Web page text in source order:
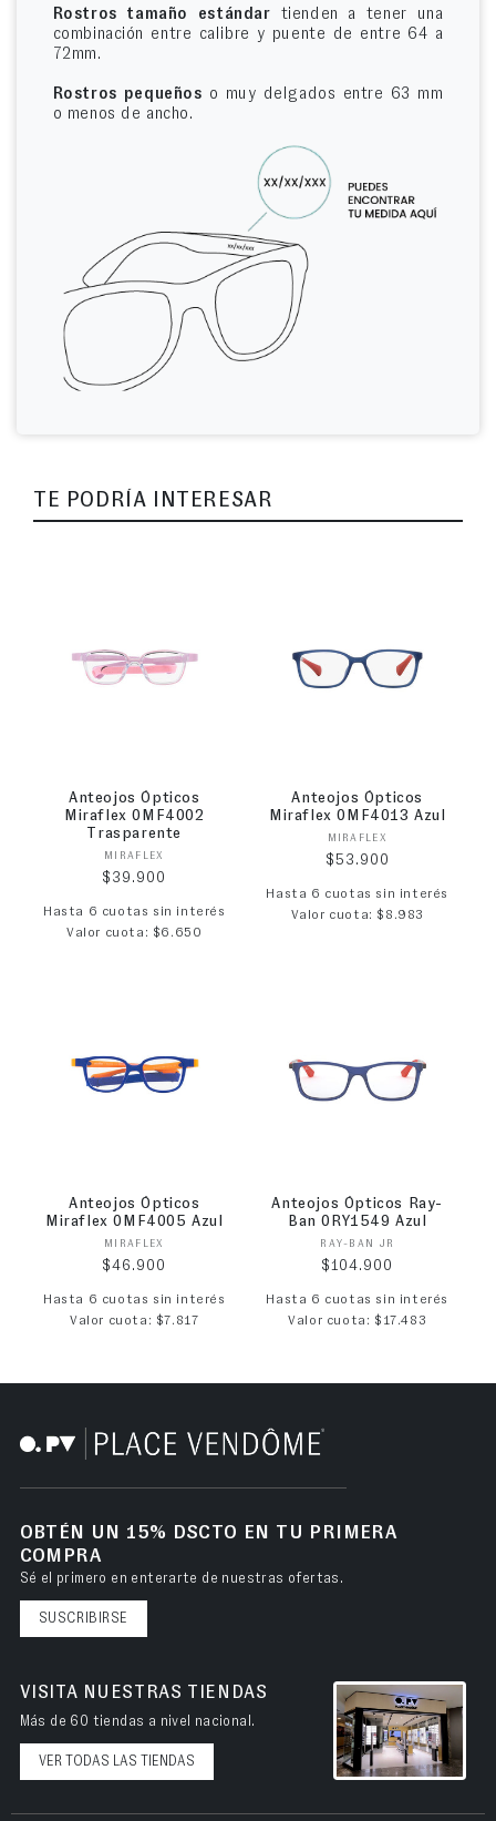
Rostros tamaño estándar tienden a tener una
combinación entre calibre y puente de entre 64 a
72mm.
Rostros pequeños o muy delgados entre 63 mm
o menos de ancho.
TE PODRÍA INTERESAR
Anteojos Ópticos
Miraflex 0MF4002
Trasparente
Proveedor:
MIRAFLEX
Precio habitual
$39.900
Hasta 6 cuotas sin interés
Valor cuota: $6.650
Anteojos Ópticos
Miraflex 0MF4013 Azul
Proveedor:
MIRAFLEX
Precio habitual
$53.900
Hasta 6 cuotas sin interés
Valor cuota: $8.983
Anteojos Ópticos
Miraflex 0MF4005 Azul
Proveedor:
MIRAFLEX
Precio habitual
$46.900
Hasta 6 cuotas sin interés
Valor cuota: $7.817
Anteojos Ópticos Ray-
Ban 0RY1549 Azul
Proveedor:
RAY-BAN JR
Precio habitual
$104.900
Hasta 6 cuotas sin interés
Valor cuota: $17.483
OBTÉN UN 15% DSCTO EN TU PRIMERA
COMPRA
Sé el primero en enterarte de nuestras ofertas.
SUSCRIBIRSE
VISITA NUESTRAS TIENDAS
Más de 60 tiendas a nivel nacional.
VER TODAS LAS TIENDAS